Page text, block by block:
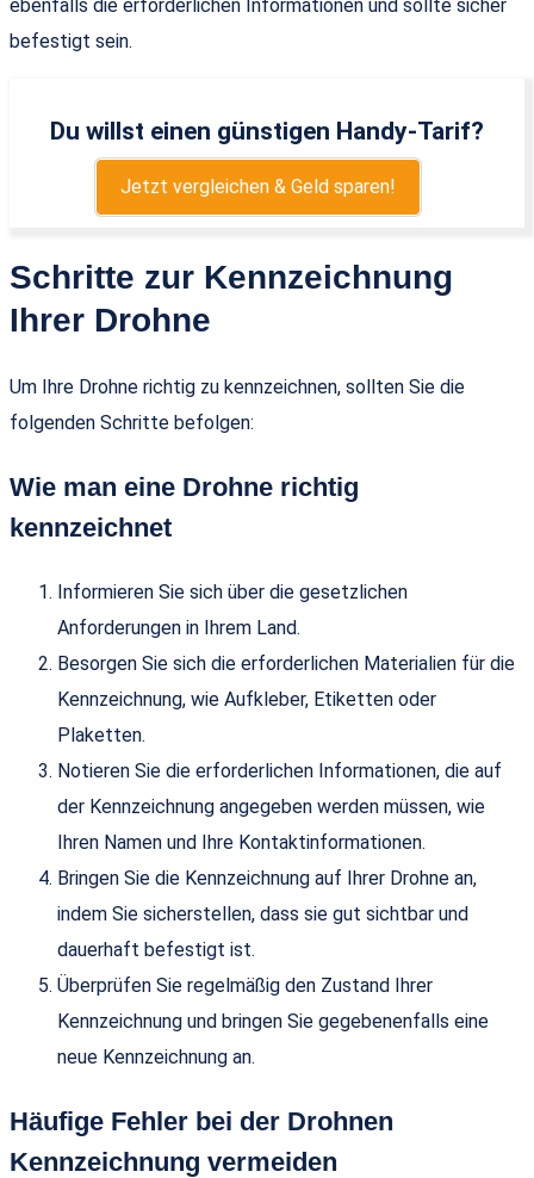
ebenfalls die erforderlichen Informationen und sollte sicher
befestigt sein.
Du willst einen günstigen Handy-Tarif?
Jetzt vergleichen & Geld sparen!
Schritte zur Kennzeichnung
Ihrer Drohne
Um Ihre Drohne richtig zu kennzeichnen, sollten Sie die
folgenden Schritte befolgen:
Wie man eine Drohne richtig
kennzeichnet
Informieren Sie sich über die gesetzlichen
Anforderungen in Ihrem Land.
Besorgen Sie sich die erforderlichen Materialien für die
Kennzeichnung, wie Aufkleber, Etiketten oder
Plaketten.
Notieren Sie die erforderlichen Informationen, die auf
der Kennzeichnung angegeben werden müssen, wie
Ihren Namen und Ihre Kontaktinformationen.
Bringen Sie die Kennzeichnung auf Ihrer Drohne an,
indem Sie sicherstellen, dass sie gut sichtbar und
dauerhaft befestigt ist.
Überprüfen Sie regelmäßig den Zustand Ihrer
Kennzeichnung und bringen Sie gegebenenfalls eine
neue Kennzeichnung an.
Häufige Fehler bei der Drohnen
Kennzeichnung vermeiden